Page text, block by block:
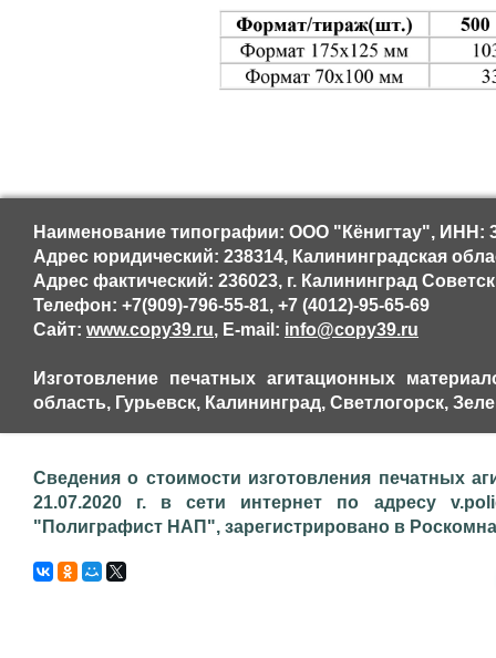
Наименование типографии: ООО "Кёнигтау", ИНН:
Адрес юридический: 238314, Калининградская
Адрес фактический: 236023, г. Калининград
Телефон: +7(909)-796-55-81, +7 (4012)-95-65-69
Сайт: www.copy39.ru, E-mail: info@copy39.ru
Изготовление печатных агитационных
область, Гурьевск, Калининград, Светлогорск,
Сведения о стоимости изготовления печатных
21.07.2020 г. в сети интернет по адресу
"Полиграфист НАП", зарегистрировано в